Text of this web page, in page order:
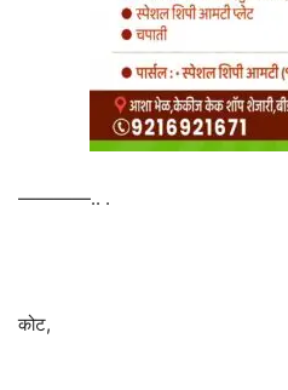
————.. .
कोट,